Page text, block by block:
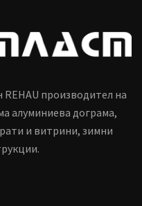
производител на
алуминиева дограма,
и витрини, зимни